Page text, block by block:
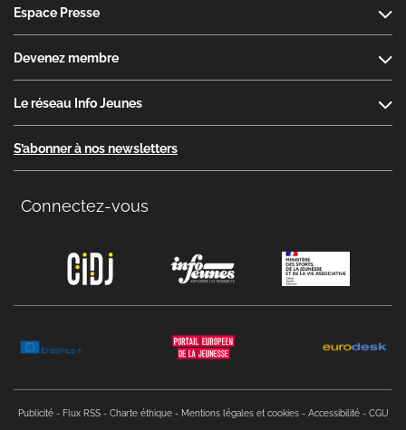
Espace Presse
Devenez membre
Le réseau Info Jeunes
S’abonner à nos newsletters
Connectez-vous
Publicité
Flux RSS Charte éthique Mentions légales et cookies Accessibilité CGU